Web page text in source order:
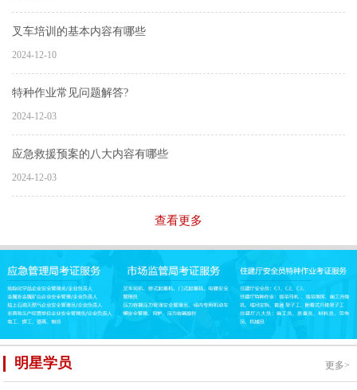
叉车培训的基本内容有哪些
2024-12-10
特种作业常见问题解答?
2024-12-03
应急救援预案的八大内容有哪些
2024-12-03
查看更多
明星学员 更多>